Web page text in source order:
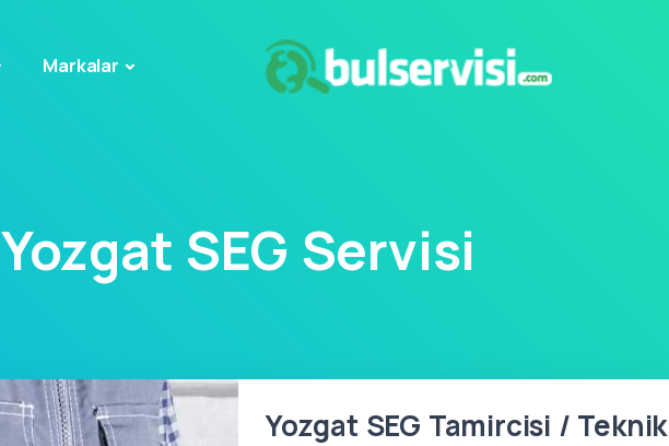
Markalar
Yozgat SEG Servisi
Yozgat SEG Tamircisi /